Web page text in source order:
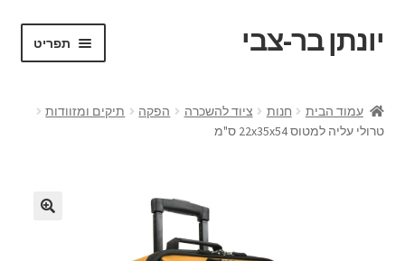
דלג
לניווט
לדלג
לתוכן
יונתן בר-צבי תפריט
Portfolio
עמוד הבית חנות ציוד להשכרה הפקה
תיקים ומזוודות
טרולי עליה למטוס 22x35x54 ס"מ